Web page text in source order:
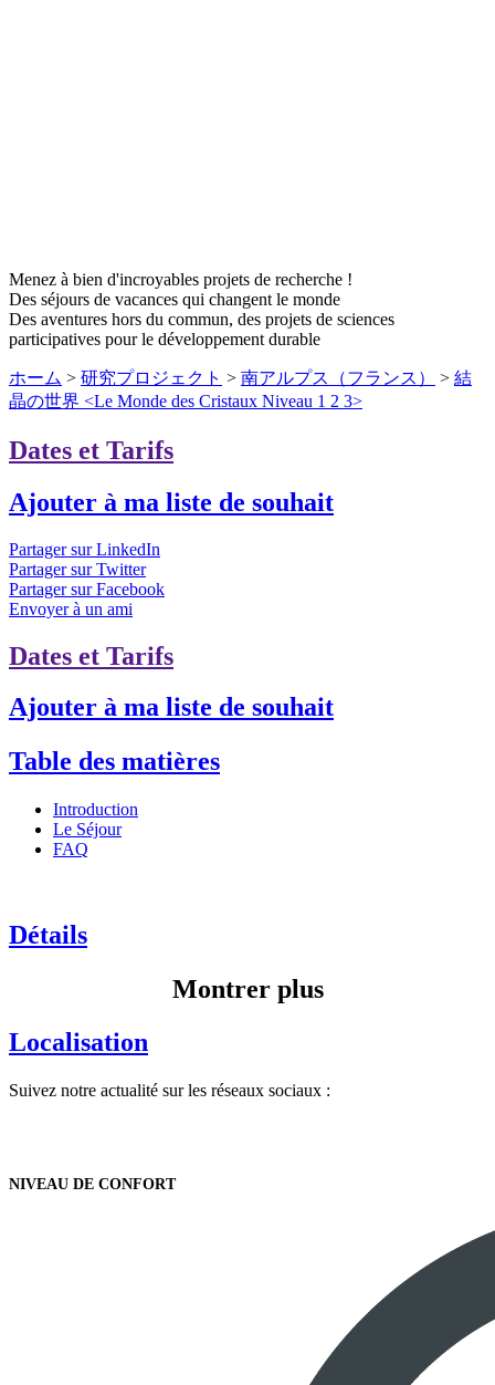
Menez à bien d'incroyables projets de recherche !
Des séjours de vacances qui changent le monde
Des aventures hors du commun, des projets de sciences
participatives pour le développement durable
ホーム > 研究プロジェクト > 南アルプス（フランス） > 結
晶の世界 <Le Monde des Cristaux Niveau 1 2 3>
Dates et Tarifs
Ajouter à ma liste de souhait
Partager sur LinkedIn
Partager sur Twitter
Partager sur Facebook
Envoyer à un ami
Dates et Tarifs
Ajouter à ma liste de souhait
Table des matières
Introduction
Le Séjour
FAQ
Détails
Montrer plus
Localisation
Suivez notre actualité sur les réseaux sociaux :
NIVEAU DE CONFORT